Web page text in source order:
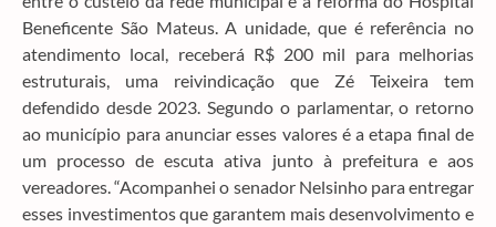
Beneficente São Mateus. A unidade, que é referência no
atendimento local, receberá R$ 200 mil para melhorias
estruturais, uma reivindicação que Zé Teixeira tem
defendido desde 2023. Segundo o parlamentar, o retorno
ao município para anunciar esses valores é a etapa final de
um processo de escuta ativa junto à prefeitura e aos
vereadores. “Acompanhei o senador Nelsinho para entregar
esses investimentos que garantem mais desenvolvimento e